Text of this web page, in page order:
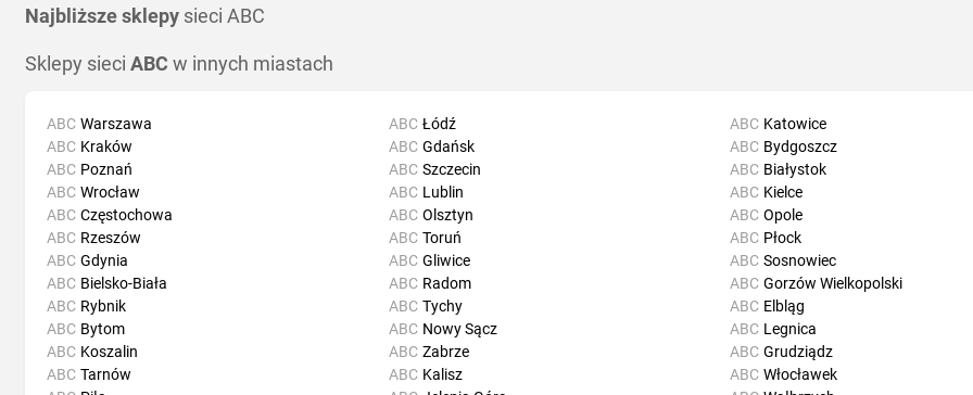
Najbliższe sklepy sieci ABC
Sklepy sieci ABC w innych miastach
ABC Warszawa
ABC Kraków
ABC Poznań
ABC Wrocław
ABC Łódź
ABC Gdańsk
ABC Szczecin
ABC Lublin
ABC Katowice
ABC Bydgoszcz
ABC Białystok
ABC Kielce
ABC Częstochowa
ABC Rzeszów
ABC Gdynia
ABC Bielsko-Biała
ABC Olsztyn
ABC Toruń
ABC Gliwice
ABC Radom
ABC Opole
ABC Płock
ABC Sosnowiec
ABC Gorzów Wielkopolski
ABC Rybnik
ABC Bytom
ABC Koszalin
ABC Tarnów
ABC Tychy
ABC Nowy Sącz
ABC Zabrze
ABC Kalisz
ABC Elbląg
ABC Legnica
ABC Grudziądz
ABC Włocławek